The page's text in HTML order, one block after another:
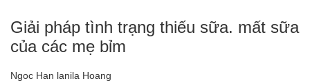
Giải pháp tình trạng thiếu sữa. mất sữa
của các mẹ bỉm
Ngoc Han lanila Hoang